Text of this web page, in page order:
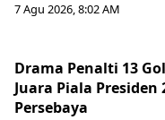
7 Agu 2026, 8:02 AM
Drama Penalti 13
Juara Piala Presiden
Persebaya